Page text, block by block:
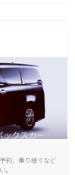
約、乗り捨てなど
。